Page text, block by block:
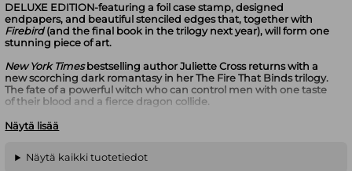
DELUXE EDITION-featuring a foil case stamp, designed
endpapers, and beautiful stenciled edges that, together with
Firebird(and the final book in the trilogy next year), will form one
stunning piece of art.
New York Timesbestselling author Juliette Cross returns with a
new scorching dark romantasy in her The Fire That Binds trilogy.
The fate of a powerful witch who can control men with one taste
of their blood and a fierce dragon collide.
A spellbinding gift...
Näytä lisää
Näytä kaikki tuotetiedot